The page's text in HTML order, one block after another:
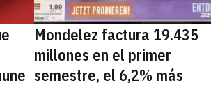
Mondelez factura 19.435
millones en el primer
semestre, el 6,2% más